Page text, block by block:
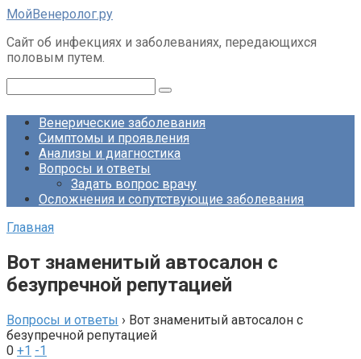
Перейти
контенту
МойВенеролог.ру
Cайт об инфекциях и заболеваниях, передающихся
половым путем.
Венерические заболевания
Симптомы и проявления
Анализы и диагностика
Вопросы и ответы
Задать вопрос врачу
Осложнения и сопутствующие заболевания
Главная
Вот знаменитый автосалон с
безупречной репутацией
Вопросы и ответы › Вот знаменитый автосалон с
безупречной репутацией
0 +1 -1